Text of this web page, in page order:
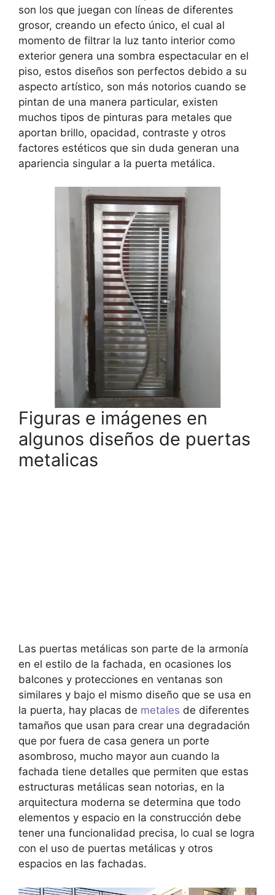
son los que juegan con líneas de diferentes
grosor, creando un efecto único, el cual al
momento de filtrar la luz tanto interior como
exterior genera una sombra espectacular en el
piso, estos diseños son perfectos debido a su
aspecto artístico, son más notorios cuando se
pintan de una manera particular, existen
muchos tipos de pinturas para metales que
aportan brillo, opacidad, contraste y otros
factores estéticos que sin duda generan una
apariencia singular a la puerta metálica.
Figuras e imágenes en
algunos diseños de puertas
metalicas
Las puertas metálicas son parte de la armonía
en el estilo de la fachada, en ocasiones los
balcones y protecciones en ventanas son
similares y bajo el mismo diseño que se usa en
la puerta, hay placas de metales de diferentes
tamaños que usan para crear una degradación
que por fuera de casa genera un porte
asombroso, mucho mayor aun cuando la
fachada tiene detalles que permiten que estas
estructuras metálicas sean notorias, en la
arquitectura moderna se determina que todo
elementos y espacio en la construcción debe
tener una funcionalidad precisa, lo cual se logra
con el uso de puertas metálicas y otros
espacios en las fachadas.